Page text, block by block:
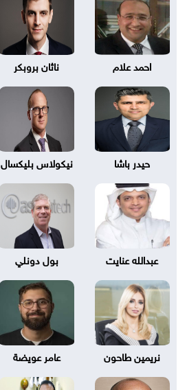
احمد علام ناثان بروبكر
حيدر باشا نيكولاس بليكسال
عبدالله عنايت بول دونلي
نريمين طاحون عامر عويضة